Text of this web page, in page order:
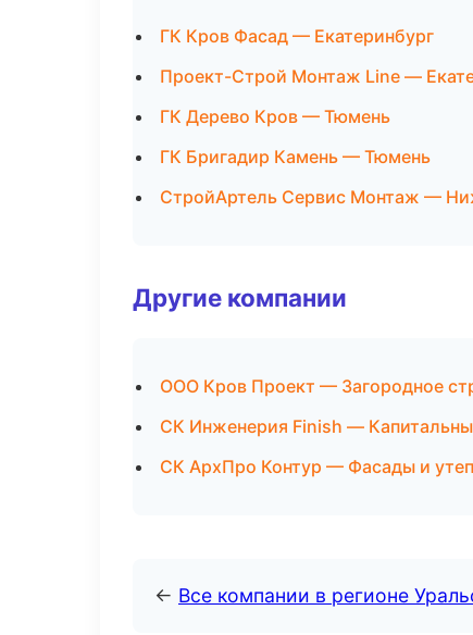
ГК Кров Фасад — Екатеринбург
Проект-Строй Монтаж Line —
ГК Дерево Кров — Тюмень
ГК Бригадир Камень — Тюмень
СтройАртель Сервис Монтаж —
Другие компании
ООО Кров Проект — Загородное
СК Инженерия Finish —
СК АрхПро Контур — Фасады и
← Все компании в регионе